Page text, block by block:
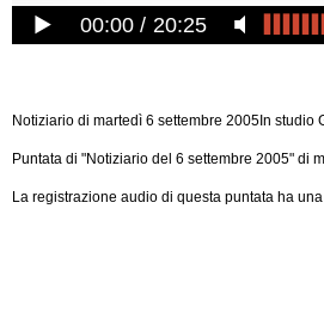
00:00 20:25
Notiziario di martedì 6 settembre 2005In studio
Puntata di "Notiziario del 6 settembre 2005" di
La registrazione audio di questa puntata ha